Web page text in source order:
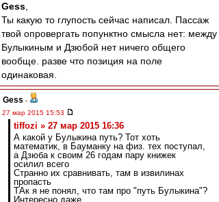
Gess
Ты какую то глупость сейчас написал. Пассаж
твой опровергать попунктно смысла нет: между
Булыкиным и Дзюбой нет ничего общего
вообще. разве что позиция на поле
одинаковая.
Gess -
27 мар 2015 15:53
tiffozi » 27 мар 2015 16:36
А какой у Булыкина путь? Тот хоть
математик, в Бауманку на физ. тех поступал,
а Дзюба к своим 26 годам пару книжек
осилил всего
Странно их сравнивать, там в извилинах
пропасть
ТАк я не понял, что там про "путь Булыкина"?
Интересно даже